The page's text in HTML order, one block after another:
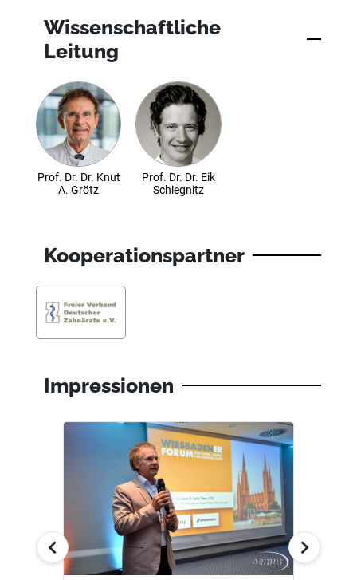
Wissenschaftliche
Leitung
Prof. Dr. Dr. Knut
A. Grötz
Prof. Dr. Dr. Eik
Schiegnitz
Kooperationspartner
Impressionen